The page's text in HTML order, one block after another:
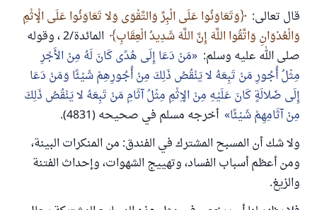
قال تعالى:
وَتَعَاوَنُوا عَلَى الْبِرِّ وَالتَّقْوَى وَلا تَعَاوَنُوا عَلَى الْإثْمِ
وَالْعُدْوَانِ وَاتَّقُوا اللَّهَ إِنَّ اللَّهَ شَدِيدُ الْعِقَابِ
المائدة/2 ، وقوله
صلى الله عليه وسلم: مَنْ دَعَا إِلَى هُدًى كَانَ لَهُ مِنْ الأَجْرِ
مِثْلُ أُجُورِ مَنْ تَبِعَهُ لا يَنْقُصُ ذَلِكَ مِنْ أُجُورِهِمْ شَيْئًا وَمَنْ دَعَا
إِلَى ضَلالَةٍ كَانَ عَلَيْهِ مِنْ الإِثْمِ مِثْلُ آثَامِ مَنْ تَبِعَهُ لا يَنْقُصُ ذَلِكَ
مِنْ آثَامِهِمْ شَيْئًا أخرجه مسلم في صحيحه (4831).
ولا شك أن المسبح المشترك في الفندق: من المنكرات البينة،
ومن أعظم أسباب الفساد، وتهييج الشهوات، وإحداث الفتنة
والزيغ.